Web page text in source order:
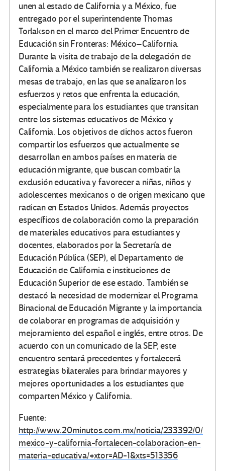
unen al estado de California y a México, fue
entregado por el superintendente Thomas
Torlakson en el marco del Primer Encuentro de
Educación sin Fronteras: México–California.
Durante la visita de trabajo de la delegación de
California a México también se realizaron diversas
mesas de trabajo, en las que se analizaron los
esfuerzos y retos que enfrenta la educación,
especialmente para los estudiantes que transitan
entre los sistemas educativos de México y
California. Los objetivos de dichos actos fueron
compartir los esfuerzos que actualmente se
desarrollan en ambos países en materia de
educación migrante, que buscan combatir la
exclusión educativa y favorecer a niñas, niños y
adolescentes mexicanos o de origen mexicano que
radican en Estados Unidos. Además proyectos
específicos de colaboración como la preparación
de materiales educativos para estudiantes y
docentes, elaborados por la Secretaría de
Educación Pública (SEP), el Departamento de
Educación de California e instituciones de
Educación Superior de ese estado. También se
destacó la necesidad de modernizar el Programa
Binacional de Educación Migrante y la importancia
de colaborar en programas de adquisición y
mejoramiento del español e inglés, entre otros. De
acuerdo con un comunicado de la SEP, este
encuentro sentará precedentes y fortalecerá
estrategias bilaterales para brindar mayores y
mejores oportunidades a los estudiantes que
comparten México y California.
Fuente:
http://www.20minutos.com.mx/noticia/233392/0/
mexico-y-california-fortalecen-colaboracion-en-
materia-educativa/#xtor=AD-1&xts=513356